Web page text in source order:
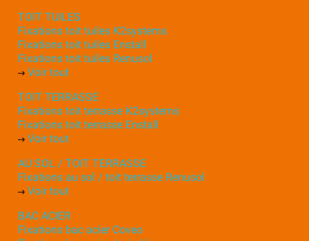
TOIT TUILES
Fixations toit tuiles K2systems
Fixations toit tuiles Enstall
Fixations toit tuiles Renusol
Voir tout
TOIT TERRASSE
Fixations toit terrasse K2systems
Fixations toit terrasse Enstall
Voir tout
AU SOL / TOIT TERRASSE
Fixations au sol / toit terrasse Renusol
Voir tout
BAC ACIER
Fixations bac acier Coveo